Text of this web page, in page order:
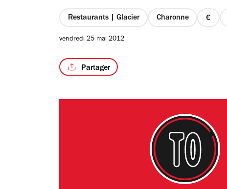
étoiles
Restaurants | Glacier Charonne
prix
vendredi 25 mai 2012
Partager